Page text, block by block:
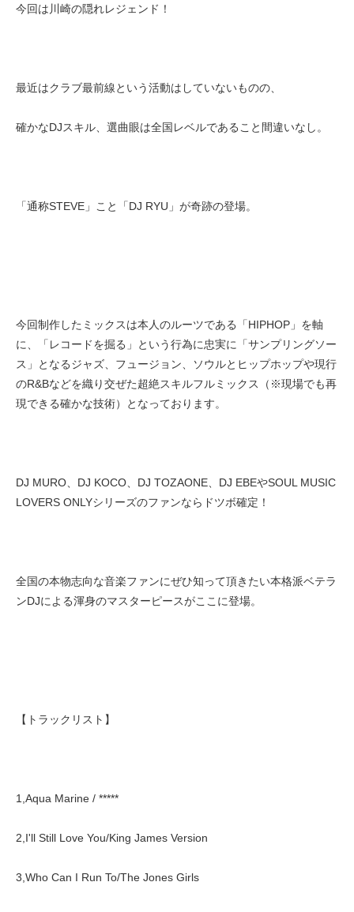
今回は川崎の隠れレジェンド！
最近はクラブ最前線という活動はしていないものの、
確かなDJスキル、選曲眼は全国レベルであること間違いなし。
「通称STEVE」こと「DJ RYU」が奇跡の登場。
今回制作したミックスは本人のルーツである「HIPHOP」を軸
に、「レコードを掘る」という行為に忠実に「サンプリングソー
ス」となるジャズ、フュージョン、ソウルとヒップホップや現行
のR&Bなどを織り交ぜた超絶スキルフルミックス（※現場でも再
現できる確かな技術）となっております。
DJ MURO、DJ KOCO、DJ TOZAONE、DJ EBEやSOUL MUSIC
LOVERS ONLYシリーズのファンならドツボ確定！
全国の本物志向な音楽ファンにぜひ知って頂きたい本格派ベテラ
ンDJによる渾身のマスターピースがここに登場。
【トラックリスト】
1,Aqua Marine / *****
2,I'll Still Love You/King James Version
3,Who Can I Run To/The Jones Girls